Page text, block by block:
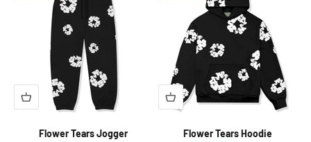
Flower Tears Jogger
Flower Tears Hoodie